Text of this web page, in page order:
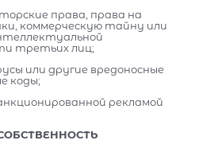
права, права на
коммерческую тайну или
третьих лиц;
или другие вредоносные
коды;
рекламой